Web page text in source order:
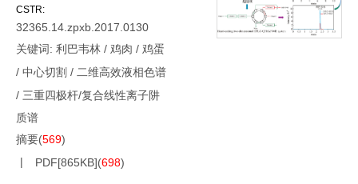
CSTR:
32365.14.zpxb.2017.0130
关键词: 利巴韦林 / 鸡肉 / 鸡蛋
/ 中心切割 / 二维高效液相色谱
/ 三重四极杆/复合线性离子阱
质谱
摘要(569)
PDF[865KB](698)